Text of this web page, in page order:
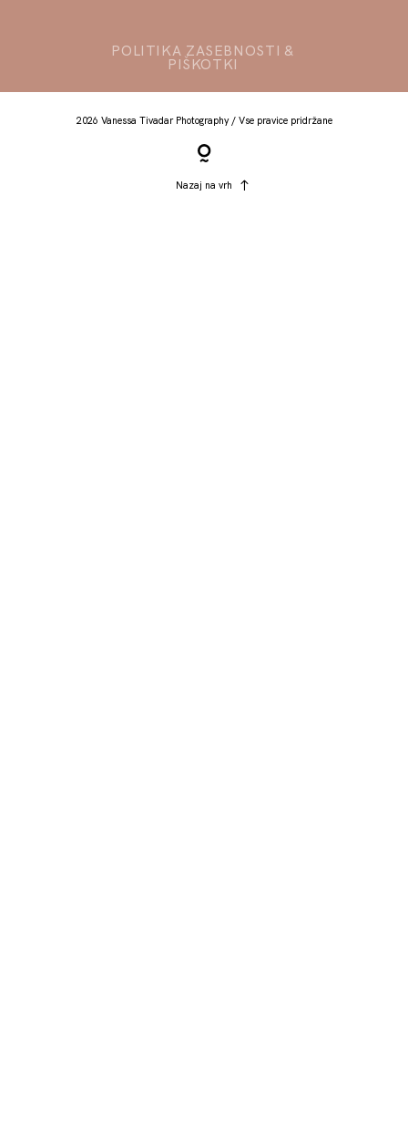
POLITIKA ZASEBNOSTI &
PIŠKOTKI
2026 Vanessa Tivadar Photography / Vse pravice pridržane
Nazaj na vrh